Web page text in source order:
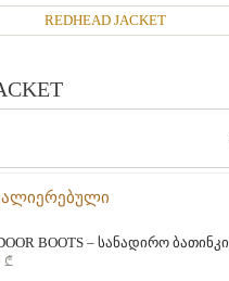
BOOTS – სანადირო ბათინკი
₾